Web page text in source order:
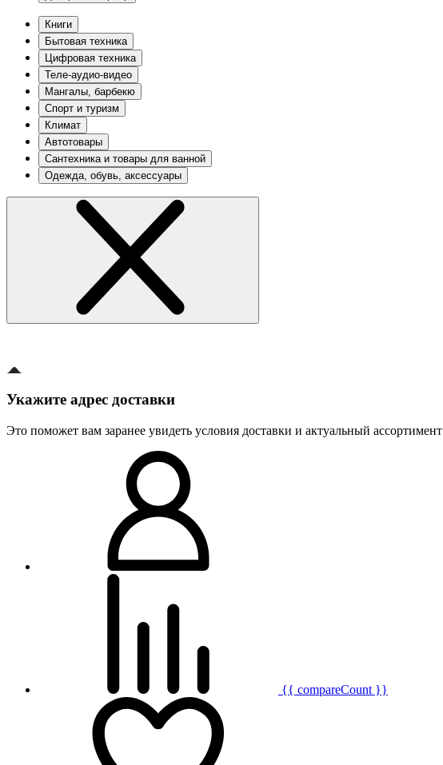
Книги
Бытовая техника
Цифровая техника
Теле-аудио-видео
Мангалы, барбекю
Спорт и туризм
Климат
Автотовары
Сантехника и товары для ванной
Одежда, обувь, аксессуары
Укажите адрес доставки
Это поможет вам заранее увидеть условия доставки и актуальный ассортимент
{{ compareCount }}